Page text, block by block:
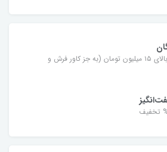
برای خرید بالای ۱۵ میلیون تومان (به جز کاور فرش و